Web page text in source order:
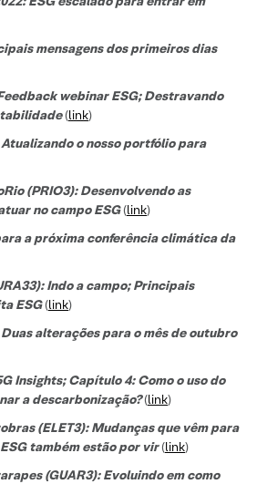
mensagens dos primeiros dias
webinar ESG; Destravando
(link)
o nosso portfólio para
(PRIO3): Desenvolvendo as
no campo ESG(link)
a próxima conferência climática da
Indo a campo; Principais
ESG(link)
alterações para o mês de outubro
Insights; Capítulo 4: Como o uso do
a descarbonização?(link)
(ELET3): Mudanças que vêm para
também estão por vir(link)
(GUAR3): Evoluindo em como